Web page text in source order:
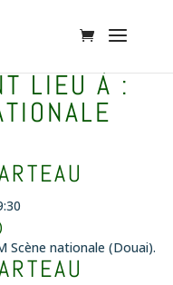
LIEU À :
Scène nationale (Douai).